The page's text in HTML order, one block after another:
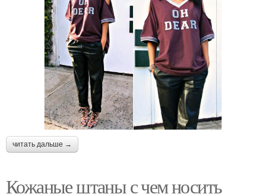
читать дальше →
Кожаные штаны с чем носить